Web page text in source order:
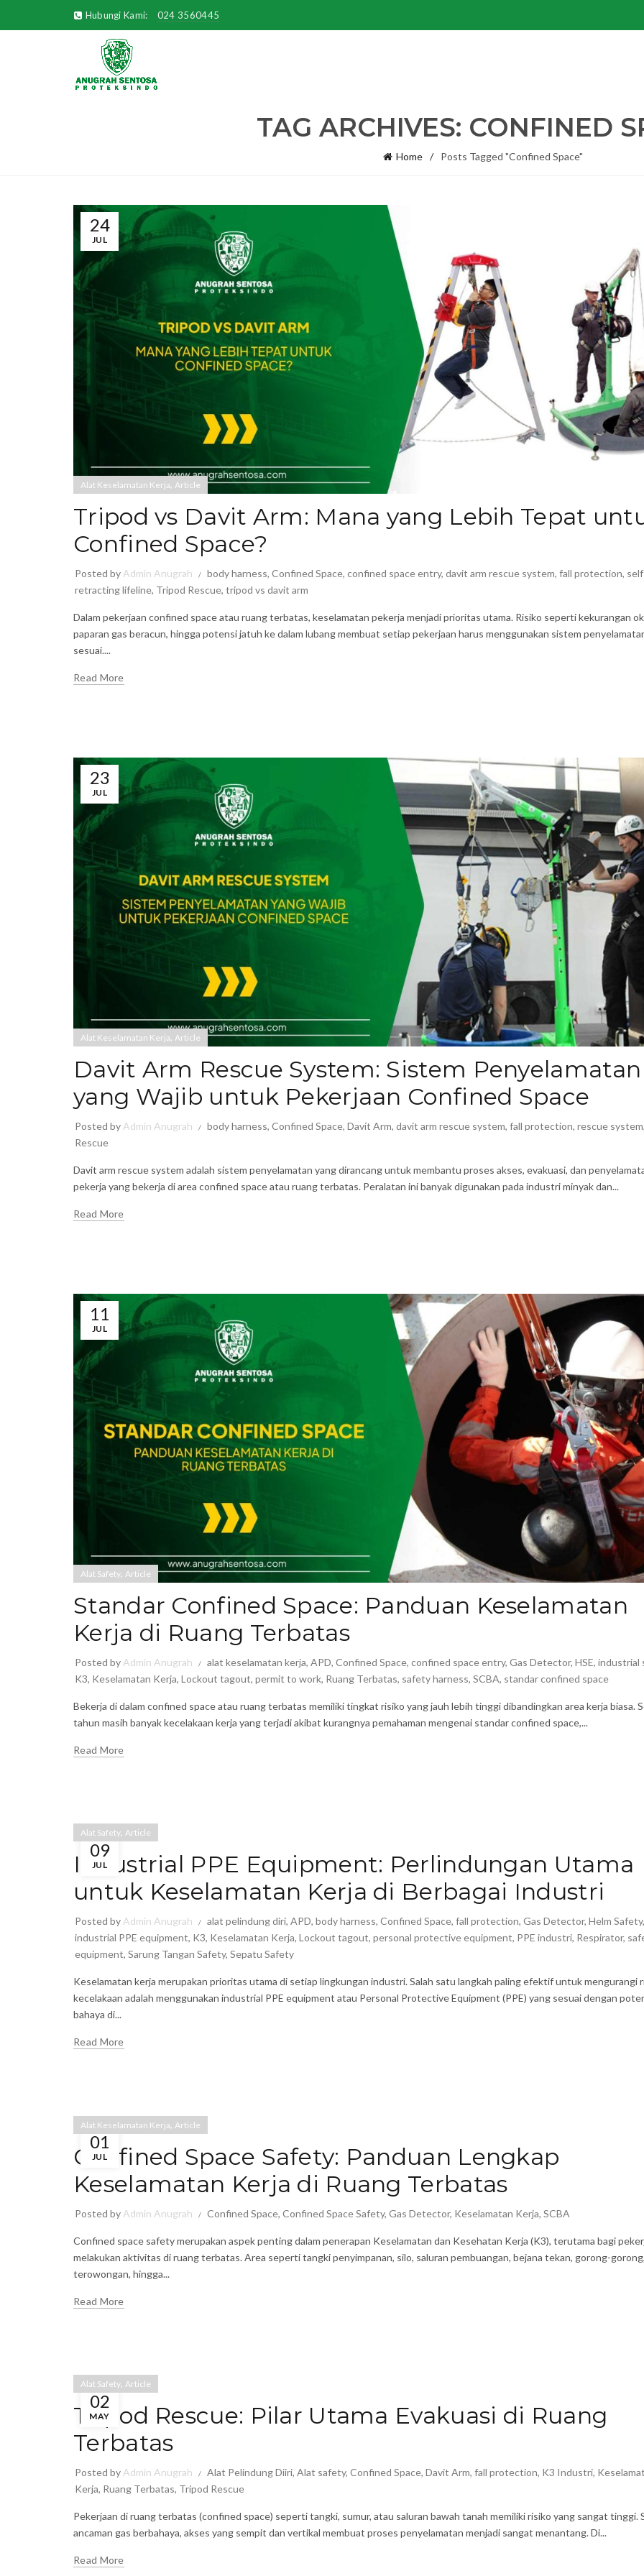
Hubungi Kami: 024 3560445
TAG ARCHIVES: CONFINED
Home Posts Tagged "Confined Space"
24
JUL
Alat Keselamatan Kerja, Article
Tripod vs Davit Arm: Mana yang Lebih Tepat
Confined Space?
Posted by Admin Anugrah body harness, Confined Space, confined space entry, davit arm rescue system, fall protection, self
retracting lifeline, Tripod Rescue, tripod vs davit arm
Dalam pekerjaan confined space atau ruang terbatas, keselamatan pekerja menjadi prioritas utama. Risiko seperti kekurangan
paparan gas beracun, hingga potensi jatuh ke dalam lubang membuat setiap pekerjaan harus menggunakan sistem
sesuai....
Read More
23
JUL
Alat Keselamatan Kerja, Article
Davit Arm Rescue System: Sistem Penyelamatan
yang Wajib untuk Pekerjaan Confined Space
Posted by Admin Anugrah body harness, Confined Space, Davit Arm, davit arm rescue system, fall protection, rescue system,
Rescue
Davit arm rescue system adalah sistem penyelamatan yang dirancang untuk membantu proses akses, evakuasi, dan
pekerja yang bekerja di area confined space atau ruang terbatas. Peralatan ini banyak digunakan pada industri minyak dan...
Read More
11
JUL
Alat Safety, Article
Standar Confined Space: Panduan Keselamatan
Kerja di Ruang Terbatas
Posted by Admin Anugrah alat keselamatan kerja, APD, Confined Space, confined space entry, Gas Detector, HSE, industrial
K3, Keselamatan Kerja, Lockout tagout, permit to work, Ruang Terbatas, safety harness, SCBA, standar confined space
Bekerja di dalam confined space atau ruang terbatas memiliki tingkat risiko yang jauh lebih tinggi dibandingkan area kerja biasa.
tahun masih banyak kecelakaan kerja yang terjadi akibat kurangnya pemahaman mengenai standar confined space,...
Read More
09
JUL
Alat Safety, Article
Industrial PPE Equipment: Perlindungan Utama
untuk Keselamatan Kerja di Berbagai Industri
Posted byAdmin Anugrah alat pelindung diri, APD, body harness, Confined Space, fall protection, Gas Detector, Helm Safety,
industrial PPE equipment, K3, Keselamatan Kerja, Lockout tagout, personal protective equipment, PPE industri, Respirator,
equipment, Sarung Tangan Safety, Sepatu Safety
Keselamatan kerja merupakan prioritas utama di setiap lingkungan industri. Salah satu langkah paling efektif untuk mengurangi
kecelakaan adalah menggunakan industrial PPE equipment atau Personal Protective Equipment (PPE) yang sesuai dengan
bahaya di...
Read More
01
JUL
Alat Keselamatan Kerja, Article
Confined Space Safety: Panduan Lengkap
Keselamatan Kerja di Ruang Terbatas
Posted by Admin Anugrah Confined Space, Confined Space Safety, Gas Detector, Keselamatan Kerja, SCBA
Confined space safety merupakan aspek penting dalam penerapan Keselamatan dan Kesehatan Kerja (K3), terutama bagi
melakukan aktivitas di ruang terbatas. Area seperti tangki penyimpanan, silo, saluran pembuangan, bejana tekan, gorong-gorong,
terowongan, hingga...
Read More
02
MAY
Alat Safety, Article
Tripod Rescue: Pilar Utama Evakuasi di Ruang
Terbatas
Posted by Admin Anugrah Alat Pelindung Diiri, Alat safety, Confined Space, Davit Arm, fall protection, K3 Industri,
Kerja, Ruang Terbatas, Tripod Rescue
Pekerjaan di ruang terbatas (confined space) seperti tangki, sumur, atau saluran bawah tanah memiliki risiko yang sangat tinggi.
ancaman gas berbahaya, akses yang sempit dan vertikal membuat proses penyelamatan menjadi sangat menantang. Di...
Read More